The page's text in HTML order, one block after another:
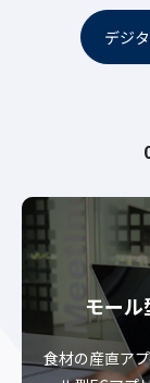
デジ
モール
食材の産直ア